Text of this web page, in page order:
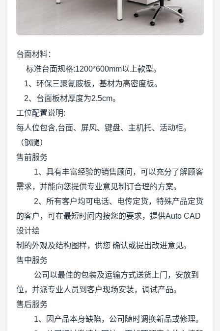
台面材料：
标准台面规格:1200*600mm以上款型。
1、环保三聚氰胺板，基材为高密度板。
2、台面板材厚度为2.5cm。
工位配置说明:
每人位包含,台面、屏风、键盘、主机托、活动柜。
（钢腿）
售前服务
1、具有丰富经验的销售顾问，可以充分了解顾客
需求，并能向您提供专业意见制订合理的方案。
2、所有客户均可电话、电传定货，特殊产品定货
的客户，可在最短时间内按您的要求，提供Auto CAD
设计绘
制的外观及结构图样，供您 确认或提出改进意见。
售中服务
公司以最佳的包装及运输方式送货上门，安放到
位，并派专业人员到客户现场安装，调试产品。
售后服务
1、因产品本身缺陷，公司随时调换新品或修理。